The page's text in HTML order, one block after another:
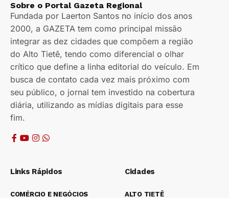
Sobre o Portal Gazeta Regional
Fundada por Laerton Santos no início dos anos
2000, a GAZETA tem como principal missão
integrar as dez cidades que compõem a região
do Alto Tietê, tendo como diferencial o olhar
crítico que define a linha editorial do veículo. Em
busca de contato cada vez mais próximo com
seu público, o jornal tem investido na cobertura
diária, utilizando as mídias digitais para esse
fim.
Links Rápidos
COMÉRCIO E NEGÓCIOS
Cidades
ALTO TIETÊ